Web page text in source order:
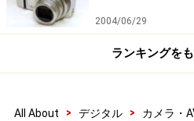
2004/06/29
ランキングを
All About > デジタル > カメラ・